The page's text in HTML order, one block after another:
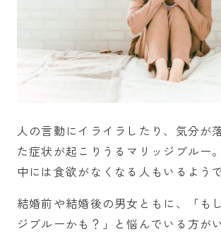
人の言動にイライラしたり、気分が
た症状が起こりうるマリッジブルー。
中には食欲がなくなる人もいるようで
結婚前や結婚後の男女ともに、「も
ジブルーかも？」と悩んでいる方が